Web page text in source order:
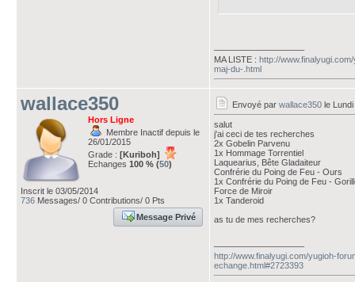
MA LISTE : http://
maj-du-.html
wallace350
Hors Ligne
Membre Inactif depuis le
26/01/2015
Grade : [Kuriboh]
Echanges 100 % (50)
Inscrit le 03/05/2014
736 Messages/ 0 Contributions/ 0 Pts
Message Privé
Envoyé par wallace350 le
salut
j'ai ceci de tes recherches
2x Gobelin Parvenu
1x Hommage Torrentiel
Laquearius, Bête Gladaiteur
Confrérie du Poing de Feu - Ours
1x Confrérie du Poing de Feu -
Force de Miroir
1x Tanderoid
as tu de mes recherches?
http://www.finalyugi.com/yugioh-
echange.html#2723393